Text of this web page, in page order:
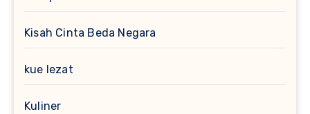
Kisah Cinta Beda Negara
kue lezat
Kuliner